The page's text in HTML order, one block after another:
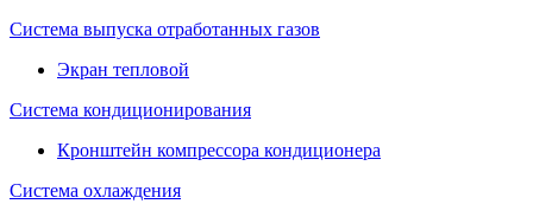
Система выпуска отработанных газов
Экран тепловой
Система кондиционирования
Кронштейн компрессора кондиционера
Система охлаждения